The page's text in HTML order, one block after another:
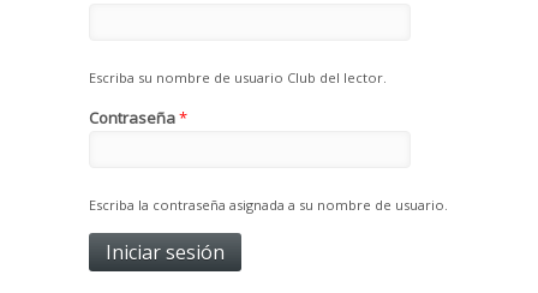
Escriba su nombre de usuario Club del lector.
Contraseña*
Escriba la contraseña asignada a su nombre de usuario.